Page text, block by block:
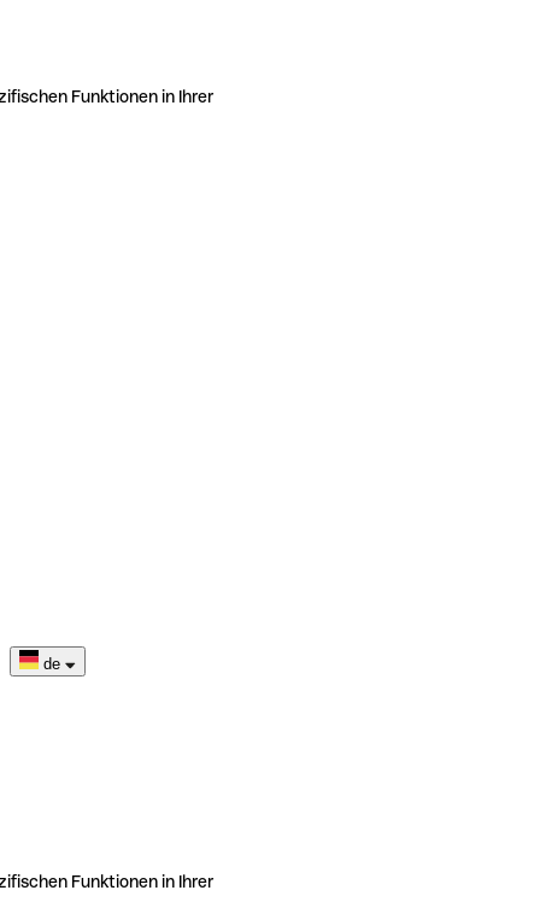
Funktionen in Ihrer
de
Funktionen in Ihrer